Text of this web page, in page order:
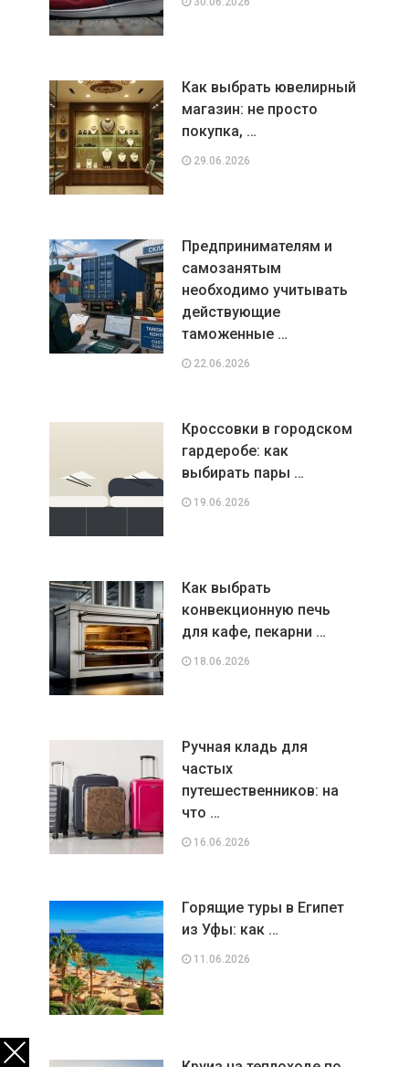
Как выбрать ювелирный
магазин: не просто
покупка, …
29.06.2026
Предпринимателям и
самозанятым
необходимо учитывать
действующие
таможенные …
22.06.2026
Кроссовки в городском
гардеробе: как
выбирать пары …
19.06.2026
Как выбрать
конвекционную печь
для кафе, пекарни …
18.06.2026
Ручная кладь для
частых
путешественников: на
что …
16.06.2026
Горящие туры в Египет
из Уфы: как …
11.06.2026